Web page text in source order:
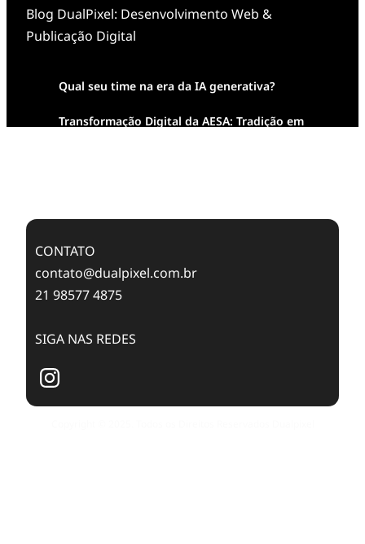
Blog DualPixel: Desenvolvimento Web &
Publicação Digital
Qual seu time na era da IA generativa?
Transformação Digital da AESA: Tradição em
CONTATO
contato@dualpixel.com.br
21 98577 4875
SIGA NAS REDES